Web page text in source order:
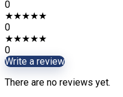
0
★★★★★
0
★★★★★
0
Write a review
There are no reviews yet.